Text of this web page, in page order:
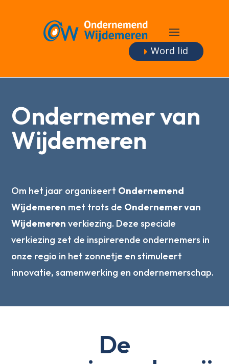
Word lid
Ondernemer van
Wijdemeren
Om het jaar organiseert Ondernemend
Wijdemeren met trots de Ondernemer van
Wijdemeren verkiezing. Deze speciale
verkiezing zet de inspirerende ondernemers in
onze regio in het zonnetje en stimuleert
innovatie, samenwerking en ondernemerschap.
De